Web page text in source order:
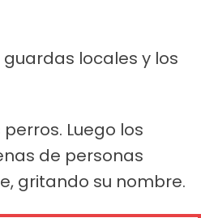
locales y los
Luego los
de personas
gritando su nombre.